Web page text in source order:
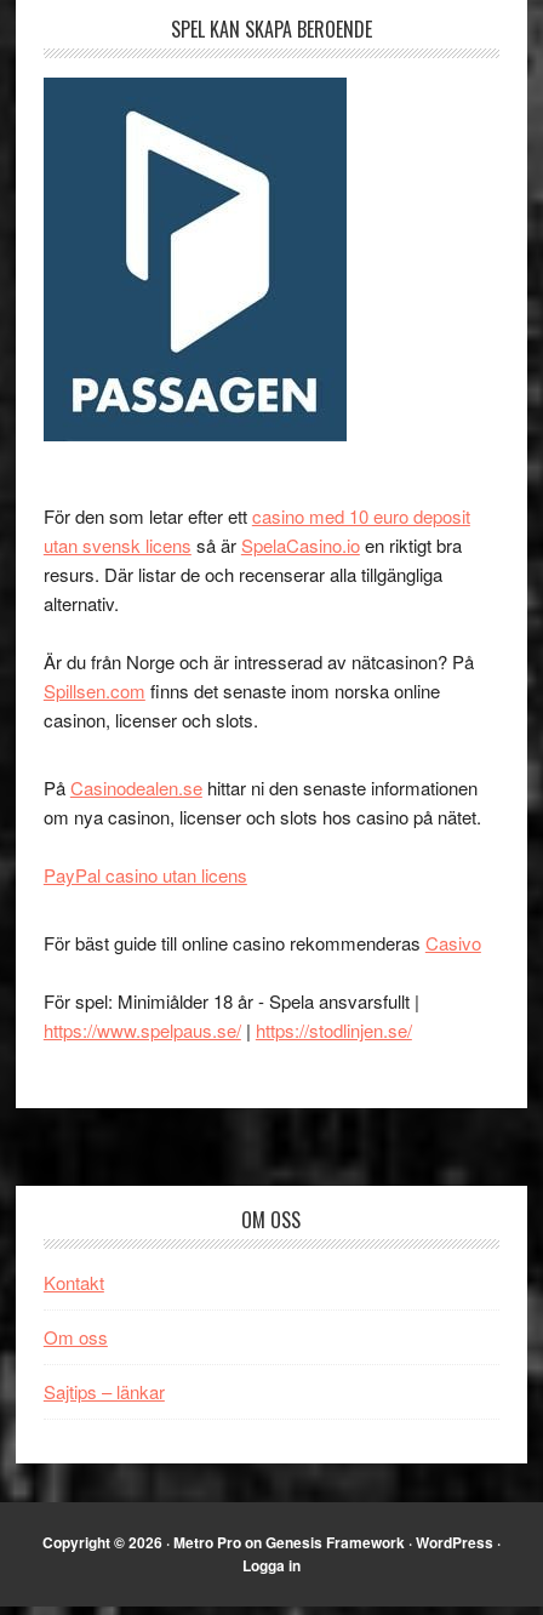
SPEL KAN SKAPA BEROENDE
För den som letar efter ettcasino med 10 euro deposit
utan svensk licens så ärSpelaCasino.ioen riktigt bra
resurs. Där listar de och recenserar alla tillgängliga
alternativ.
Är du från Norge och är intresserad av nätcasinon? På
Spillsen.com finns det senaste inom norska online
casinon, licenser och slots.
PåCasinodealen.sehittar ni den senaste informationen
om nya casinon, licenser och slots hos casino på nätet.
PayPal casino utan licens
För bäst guide till online casino rekommenderas Casivo
För spel: Minimiålder 18 år - Spela ansvarsfullt |
https://www.spelpaus.se/| https://stodlinjen.se/
OM OSS
Kontakt
Om oss
Sajtips – länkar
Copyright © 2026 ·Metro ProonGenesis Framework ·WordPress ·
Logga in